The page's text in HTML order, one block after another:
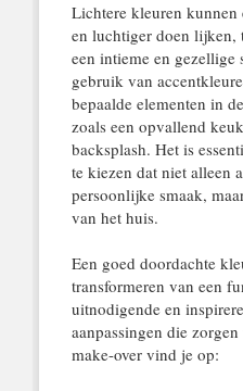
Lichtere kleuren
en luchtiger doen
een intieme en gezellige
gebruik van
bepaalde elementen in
zoals een opvallend
backsplash. Het is
te kiezen dat niet alleen
persoonlijke smaak,
van het huis.
Een goed doordachte
transformeren van een
uitnodigende en
aanpassingen die
make-over vind je op: